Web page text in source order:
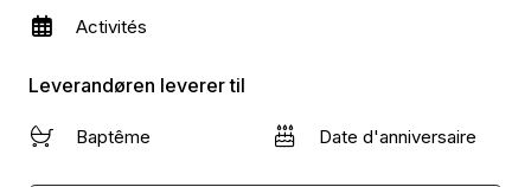
Det bliver en konkurrence om, hvem der kan holde
mere end en god konkurrence.
Alt, hvad der kræves for at sætte det op, er
Activités
Leverandøren leverer til
Baptême Date d'anniversaire